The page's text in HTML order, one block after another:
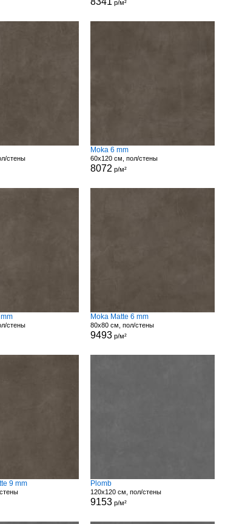
р/м²
стены
Moka 6 mm
60x120 см, пол/стены
8072 р/м²
стены
Moka Matte 6 mm
80x80 см, пол/стены
9493р/м²
9 mm Plomb
120x120 см, пол/стены
9153р/м²